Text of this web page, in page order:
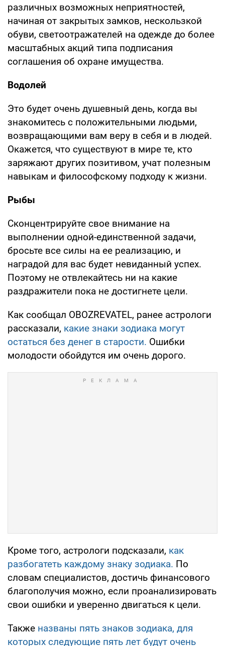
различных возможных неприятностей,
начиная от закрытых замков, нескользкой
обуви, светоотражателей на одежде до более
масштабных акций типа подписания
соглашения об охране имущества.
Водолей
Это будет очень душевный день, когда вы
знакомитесь с положительными людьми,
возвращающими вам веру в себя и в людей.
Окажется, что существуют в мире те, кто
заряжают других позитивом, учат полезным
навыкам и философскому подходу к жизни.
Рыбы
Сконцентрируйте свое внимание на
выполнении одной-единственной задачи,
бросьте все силы на ее реализацию, и
наградой для вас будет невиданный успех.
Поэтому не отвлекайтесь ни на какие
раздражители пока не достигнете цели.
Как сообщал OBOZREVATEL, ранее астрологи
рассказали, какие знаки зодиака могут
остаться без денег в старости. Ошибки
молодости обойдутся им очень дорого.
Кроме того, астрологи подсказали, как
разбогатеть каждому знаку зодиака. По
словам специалистов, достичь финансового
благополучия можно, если проанализировать
свои ошибки и уверенно двигаться к цели.
Также названы пять знаков зодиака, для
которых следующие пять лет будут очень